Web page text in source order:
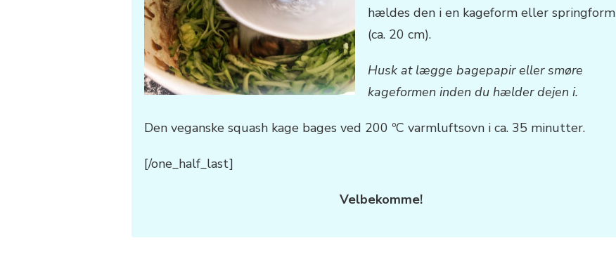
hældes den i en kageform eller springform
(ca. 20 cm).
Husk at lægge bagepapir eller smøre
kageformen inden du hælder dejen i.
Den veganske squash kage bages ved 200 ºC varmluftsovn i ca. 35 minutter.
[/one_half_last]
Velbekomme!